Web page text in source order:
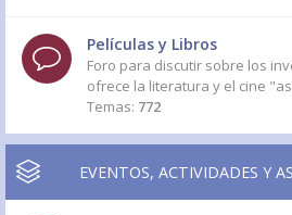
Películas y Libros
Foro para discutir sobre los
ofrece la literatura y el cine
Temas: 772
EVENTOS, ACTIVIDADES Y